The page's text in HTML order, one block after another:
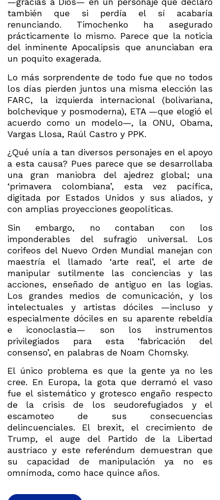
también que si perdía el sí acabaría
renunciando. Timochenko ha asegurado
prácticamente lo mismo. Parece que la noticia
del inminente Apocalipsis que anunciaban era
un poquito exagerada.
Lo más sorprendente de todo fue que no todos
los días pierden juntos una misma elección las
FARC, la izquierda internacional (bolivariana,
bolchevique y posmoderna), ETA —que elogió el
acuerdo como un modelo—, la ONU, Obama,
Vargas Llosa, Raúl Castro y PPK.
¿Qué unía a tan diversos personajes en el apoyo
a esta causa? Pues parece que se desarrollaba
una gran maniobra del ajedrez global; una
‘primavera colombiana’, esta vez pacífica,
digitada por Estados Unidos y sus aliados, y
con amplias proyecciones geopolíticas.
Sin embargo, no contaban con los
imponderables del sufragio universal. Los
corifeos del Nuevo Orden Mundial manejan con
maestría el llamado ‘arte real’, el arte de
manipular sutilmente las conciencias y las
acciones, enseñado de antiguo en las logias.
Los grandes medios de comunicación, y los
intelectuales y artistas dóciles —incluso y
especialmente dóciles en su aparente rebeldía
e iconoclastia— son los instrumentos
privilegiados para esta ‘fabricación del
consenso’, en palabras de Noam Chomsky.
El único problema es que la gente ya no les
cree. En Europa, la gota que derramó el vaso
fue el sistemático y grotesco engaño respecto
de la crisis de los seudorefugiados y el
escamoteo de sus consecuencias
delincuenciales. El brexit, el crecimiento de
Trump, el auge del Partido de la Libertad
austríaco y este referéndum demuestran que
su capacidad de manipulación ya no es
omnímoda, como hace quince años.